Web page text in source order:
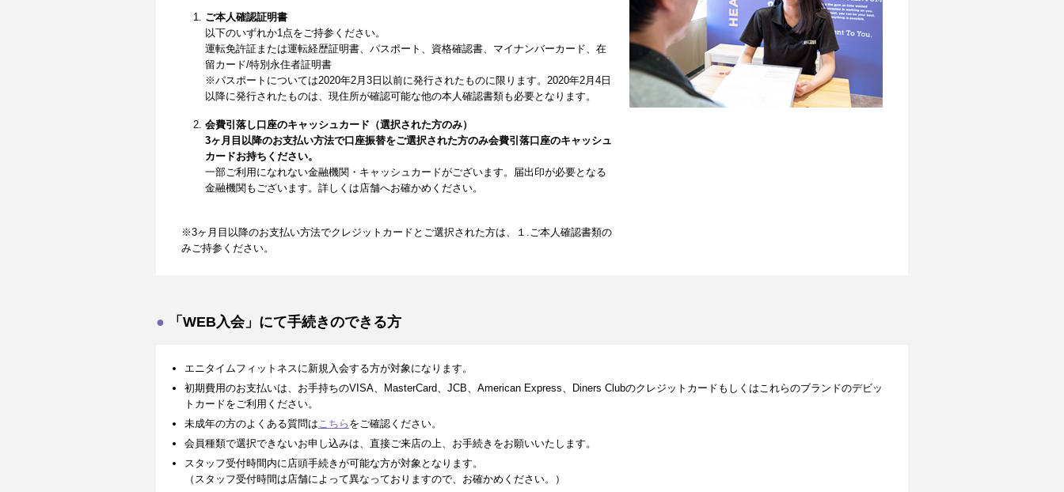
ご本人確認証明書
以下のいずれか1点をご持参ください。
運転免許証または運転経歴証明書、パスポート、資格確認書、マイナンバーカード、在
留カード/特別永住者証明書
※パスポートについては2020年2月3日以前に発行されたものに限ります。2020年2月4日
以降に発行されたものは、現住所が確認可能な他の本人確認書類も必要となります。
会費引落し口座のキャッシュカード（選択された方のみ）
3ヶ月目以降のお支払い方法で口座振替をご選択された方のみ会費引落口座のキャッシュ
カードお持ちください。
一部ご利用になれない金融機関・キャッシュカードがございます。届出印が必要となる
金融機関もございます。詳しくは店舗へお確かめください。
※3ヶ月目以降のお支払い方法でクレジットカードとご選択された方は、１.ご本人確認書類の
みご持参ください。
「WEB入会」にて手続きのできる方
エニタイムフィットネスに新規入会する方が対象になります。
初期費用のお支払いは、お手持ちのVISA、MasterCard、JCB、American Express、Diners Clubのクレジットカードもしくはこれらのブランドのデビッ
トカードをご利用ください。
未成年の方のよくある質問は こちら をご確認ください。
会員種類で選択できないお申し込みは、直接ご来店の上、お手続きをお願いいたします。
スタッフ受付時間内に店頭手続きが可能な方が対象となります。
（スタッフ受付時間は店舗によって異なっておりますので、お確かめください。）